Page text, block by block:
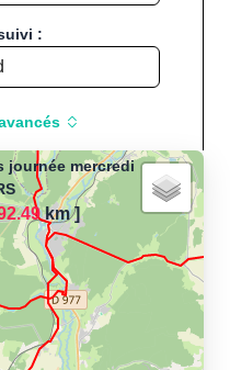
:
la carte
distance
sportif
Course à
journée mercredi
km]